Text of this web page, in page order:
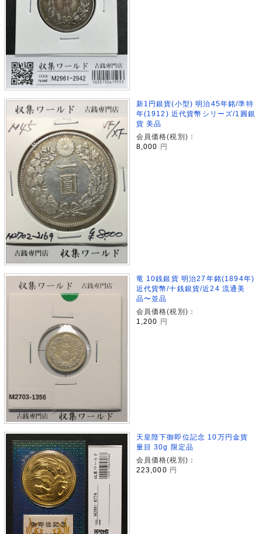
新1円銀貨(小型) 明治45年銘/準特
年(1912) 近代貨幣シリーズ/1圓銀
貨 美品
会員価格(税別)：
8,000 円
竜 10銭銀貨 明治27年銘(1894年)
近代貨幣/十銭銀貨/近24 流通美
品〜並品
会員価格(税別)：
1,200
円
天皇陛下御即位記念 10万円金貨
量目 30g 限定品
会員価格(税別)：
223,000 円